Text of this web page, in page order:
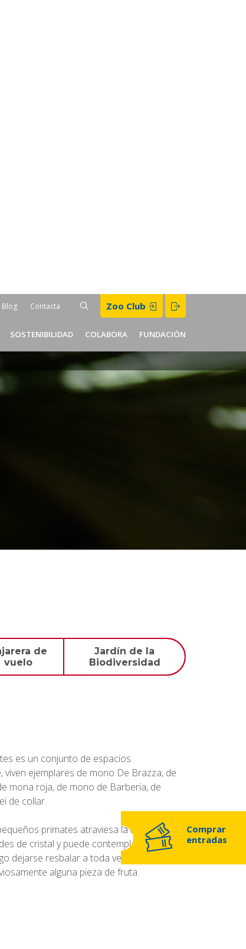
Blog Contacta BUSCAR
Zoo Club
SOSTENIBILIDAD COLABORA FUNDACIÓN
Comprar
entradas
de
vuelo
Jardín de la
Biodiversidad
es un conjunto de espacios
ejemplares de mono De Brazza, de
mona roja, de mono de Barberia, de
de collar.
primates atraviesa la instalación
de cristal y puede contemplar cómo
dejarse resbalar a toda velocidad por las
alguna pieza de fruta.